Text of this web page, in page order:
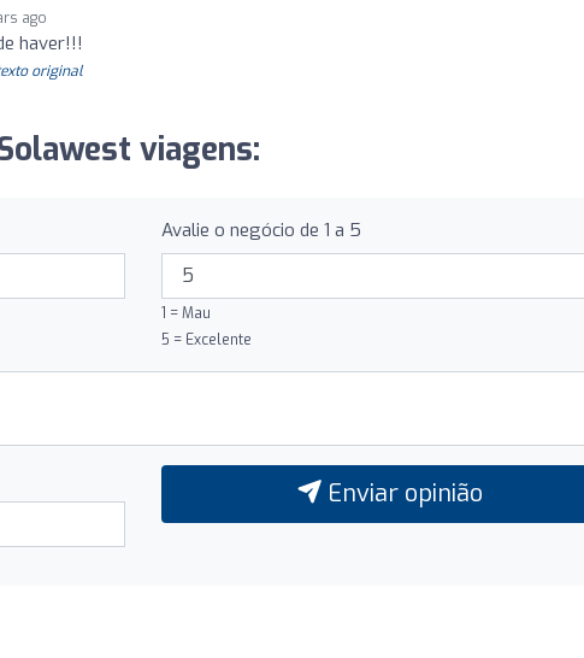
ago
haver!!!
original
viagens:
Avalie o negócio de 1 a 5
1 = Mau
5 = Excelente
Enviar opinião